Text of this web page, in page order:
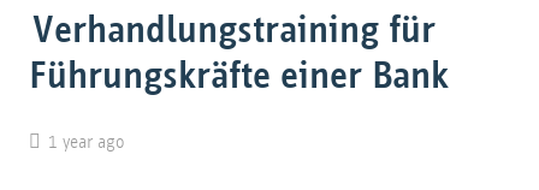
Verhandlungstraining für
Führungskräfte einer Bank
1 year ago